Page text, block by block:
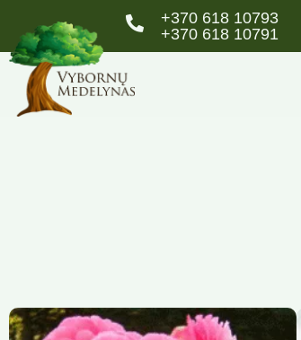
+370 618 10793
+370 618 10791